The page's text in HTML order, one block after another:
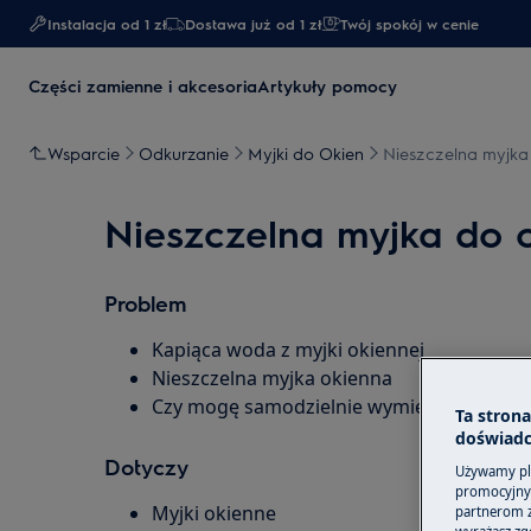
Instalacja od 1 zł Dostawa już od 1 zł​ Twój spokój w cenie
Części zamienne i akcesoriaArtykuły pomocy
Wsparcie Odkurzanie Myjki do Okien Nieszczelna
Nieszczelna myjka do
Problem
Kapiąca woda z myjki okiennej
Nieszczelna myjka okienna
Czy mogę samodzielnie wymienić
Dotyczy
Myjki okienne
Ta
Używamy
partnerom